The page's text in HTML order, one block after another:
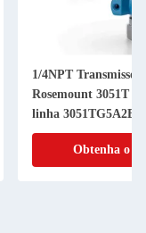
1/4NPT Transmissor
Rosemount 3051T
linha
Obtenha o